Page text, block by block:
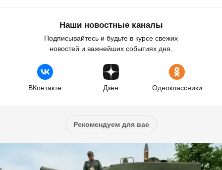
Наши новостные каналы
Подписывайтесь и будьте в курсе свежих
новостей и важнейших событиях дня.
ВКонтакте Дзен Одноклассники
Рекомендуем для вас